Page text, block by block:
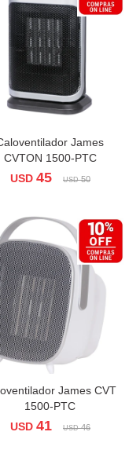
James
CVTON 1500-PTC
USD 45 USD 50
James CVT
1500-PTC
USD 41 USD 46